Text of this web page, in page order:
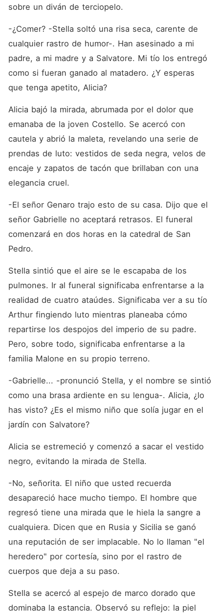
sobre un diván de terciopelo.
-¿Comer? -Stella soltó una risa seca, carente de
cualquier rastro de humor-. Han asesinado a mi
padre, a mi madre y a Salvatore. Mi tío los entregó
como si fueran ganado al matadero. ¿Y esperas
que tenga apetito, Alicia?
Alicia bajó la mirada, abrumada por el dolor que
emanaba de la joven Costello. Se acercó con
cautela y abrió la maleta, revelando una serie de
prendas de luto: vestidos de seda negra, velos de
encaje y zapatos de tacón que brillaban con una
elegancia cruel.
-El señor Genaro trajo esto de su casa. Dijo que el
señor Gabrielle no aceptará retrasos. El funeral
comenzará en dos horas en la catedral de San
Pedro.
Stella sintió que el aire se le escapaba de los
pulmones. Ir al funeral significaba enfrentarse a la
realidad de cuatro ataúdes. Significaba ver a su tío
Arthur fingiendo luto mientras planeaba cómo
repartirse los despojos del imperio de su padre.
Pero, sobre todo, significaba enfrentarse a la
familia Malone en su propio terreno.
-Gabrielle... -pronunció Stella, y el nombre se sintió
como una brasa ardiente en su lengua-. Alicia, ¿lo
has visto? ¿Es el mismo niño que solía jugar en el
jardín con Salvatore?
Alicia se estremeció y comenzó a sacar el vestido
negro, evitando la mirada de Stella.
-No, señorita. El niño que usted recuerda
desapareció hace mucho tiempo. El hombre que
regresó tiene una mirada que le hiela la sangre a
cualquiera. Dicen que en Rusia y Sicilia se ganó
una reputación de ser implacable. No lo llaman "el
heredero" por cortesía, sino por el rastro de
cuerpos que deja a su paso.
Stella se acercó al espejo de marco dorado que
dominaba la estancia. Observó su reflejo: la piel